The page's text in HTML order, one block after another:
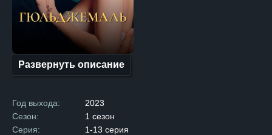
Развернуть описание
Год выхода:
2023
Сезон:
1 сезон
Серия:
1-13 серия